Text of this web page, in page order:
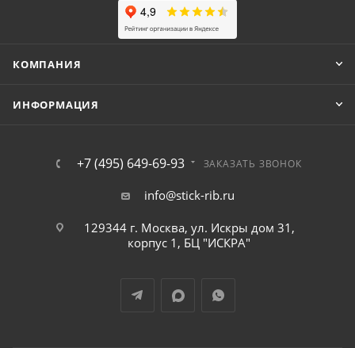
КОМПАНИЯ
ИНФОРМАЦИЯ
+7 (495) 649-69-93 ЗАКАЗАТЬ ЗВОНОК
info@stick-rib.ru
129344 г. Москва, ул. Искры дом 31,
корпус 1, БЦ "ИСКРА"